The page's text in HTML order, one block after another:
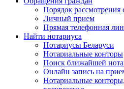
Порядок рассмотрения
Личный прием
Прямая телефонная
Найти нотариуса
Нотариусы Беларуси
Нотариальные конторы
Поиск ближайшей
Онлайн запись на
Нотариальные